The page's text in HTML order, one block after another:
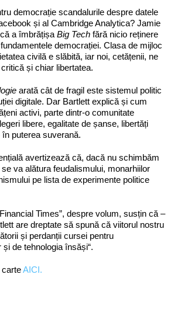
democrație scandalurile despre datele
și al Cambridge Analytica? Jamie
a îmbrățișaBig Tech fără nicio reținere
democrației. Clasa de mijloc
civilă e slăbită, iar noi, cetățenii, ne
și chiar libertatea.
arată cât de fragil este sistemul politic
digitale. Dar Bartlett explică și cum
activi, parte dintr-o comunitate
libere, egalitate de șanse, libertăți
puterea suverană.
avertizează că, dacă nu schimbăm
va alătura feudalismului, monarhiilor
pe lista de experimente politice
Times”, despre volum, susțin că –
are dreptate să spună că viitorul nostru
și perdanții cursei pentru
de tehnologia însăși“.
carteAICI.